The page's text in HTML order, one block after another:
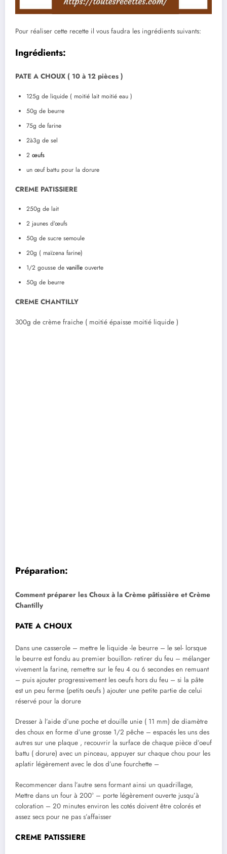
Pour réaliser cette recette il vous faudra les ingrédients suivants:
Ingrédients:
PATE A CHOUX ( 10 à 12 pièces )
125g de liquide ( moitié lait moitié eau )
50g de beurre
75g de farine
2à3g de sel
2 œufs
un œuf battu pour la dorure
CREME PATISSIERE
250g de lait
2 jaunes d’œufs
50g de sucre semoule
20g ( maïzena farine)
1/2 gousse de vanille ouverte
50g de beurre
CREME CHANTILLY
300g de crème fraiche ( moitié épaisse moitié liquide )
Préparation:
Comment préparer les Choux à la Crème pâtissière et Crème
Chantilly
PATE A CHOUX
Dans une casserole – mettre le liquide -le beurre – le sel- lorsque
le beurre est fondu au premier bouillon- retirer du feu – mélanger
vivement la farine, remettre sur le feu 4 ou 6 secondes en remuant
– puis ajouter progressivement les oeufs hors du feu – si la pâte
est un peu ferme (petits oeufs ) ajouter une petite partie de celui
réservé pour la dorure
Dresser à l’aide d’une poche et douille unie ( 11 mm) de diamètre
des choux en forme d’une grosse 1/2 pêche – espacés les uns des
autres sur une plaque , recouvrir la surface de chaque pièce d’oeuf
battu ( dorure) avec un pinceau, appuyer sur chaque chou pour les
aplatir légèrement avec le dos d’une fourchette –
Recommencer dans l’autre sens formant ainsi un quadrillage,
Mettre dans un four à 200° – porte légèrement ouverte jusqu’à
coloration – 20 minutes environ les cotés doivent être colorés et
assez secs pour ne pas s’affaisser
CREME PATISSIERE